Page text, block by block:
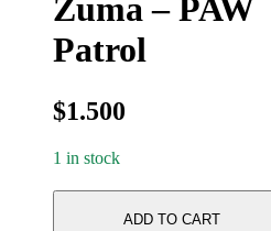
Zuma – PAW
Patrol
$1.500
1 in stock
ADD TO CART